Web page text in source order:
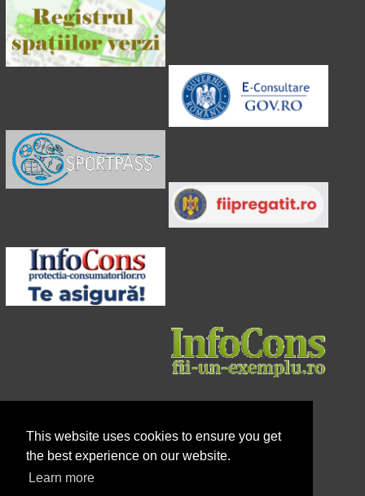
This website uses cookies to ensure you get
the best experience on our website.
Learn more